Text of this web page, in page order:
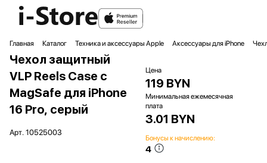
Главная Каталог Техника и аксессуары Apple Аксессуары для iPhone
Чехол защитный
VLP Reels Case с
MagSafe для iPhone
16 Pro, серый
Арт. 10525003
Цена
119 BYN
Минимальная ежемесячная
плата
3.01 BYN
Бонусы к начислению:
4